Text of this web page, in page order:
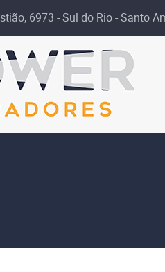
6973 - Sul do Rio - Santo